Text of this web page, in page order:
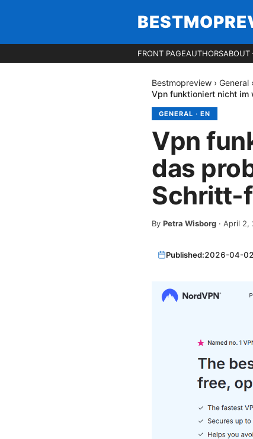
FRONT PAGEAUTHORSABOUT
Bestmopreview › General ›
Vpn funktioniert nicht im
GENERAL · EN
Vpn
das
Schritt-
By Petra Wisborg · April 2,
Published:2026-04-02